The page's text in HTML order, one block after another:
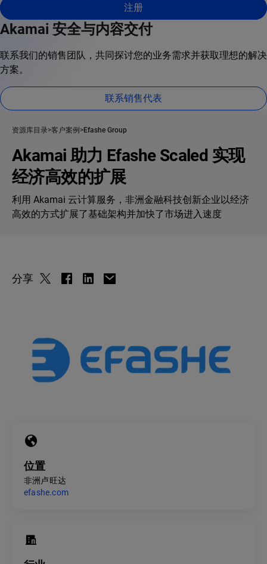
注册
Akamai 安全与内容交付
联系我们的销售团队，共同探讨您的业务需求并获取理想的解决
方案。
联系销售代表
资源库目录 客户案例 Efashe Group
Akamai 助力 Efashe Scaled 实现
经济高效的扩展
利用 Akamai 云计算服务，非洲金融科技创新企业以经济
高效的方式扩展了基础架构并加快了市场进入速度
分享
位置
非洲卢旺达
efashe.com